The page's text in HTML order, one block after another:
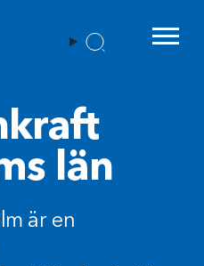
Menu
län
är en